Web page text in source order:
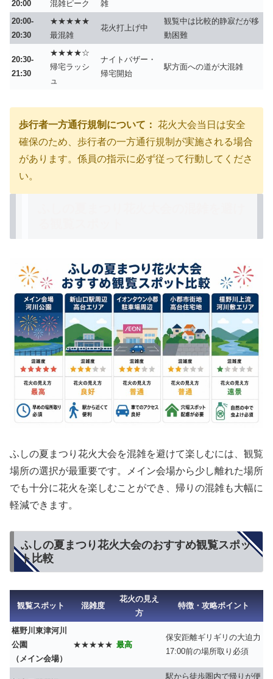
20:00 混雑ピーク 雑
20:00-
20:30
★★★★★
最混雑
花火打上げ中
観覧中は比較的静寂だが移
動困難
20:30-
21:30
★★★★☆
帰宅ラッシ
ュ
ナイトバザー・
帰宅開始
駅方面への道が大混雑
歩行者一方通行規制について： 花火大会当日は安全
確保のため、 歩行者の一方通行規制 が実施される場合
があります。係員の指示に必ず従って行動してくださ
い。
ふしの夏まつり花火大会を混雑を避けて楽しむには、 観覧
場所の選択が最重要です。メイン会場から少し離れた場所
でも十分に花火を楽しむことができ、帰りの混雑も大幅に
軽減できます。
ふしの夏まつり花火大会のおすすめ観覧スポッ
ト比較
観覧スポット 混雑度
花火の見え
方
特徴・攻略ポイント
椹野川東津河川
公園
（メイン会場）
★★★★★ 最高
保安距離ギリギリの大迫力
17:00前の場所取り必須
駅から徒歩圏内で帰りが便